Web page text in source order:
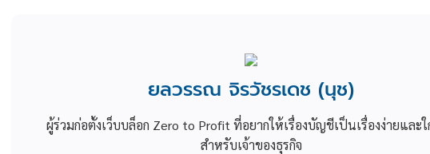
ยลวรรณ จิรวัชรเดช (นุช)
ผู้ร่วมก่อตั้งเว็บบล็อก Zero to Profit ที่อยากให้เรื่องบัญชีเป็นเรื่องง่ายและ
สำหรับเจ้าของธุรกิจ